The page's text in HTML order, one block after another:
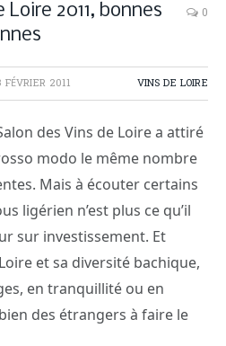
2011, bonnes
0
FÉVRIER 2011 VINS DE LOIRE
des Vins de Loire a attiré
modo le même nombre
Mais à écouter certains
ligérien n’est plus ce qu’il
sur investissement. Et
et sa diversité bachique,
en tranquillité ou en
des étrangers à faire le